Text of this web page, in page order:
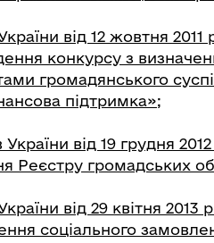
від 12 жовтня
конкурсу з
громадянського
підтримка»;
від 19 грудня
Реєстру громадських
від 29 квітня
соціального